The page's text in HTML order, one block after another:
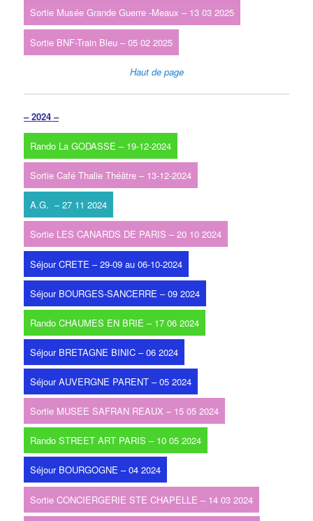
Sortie Musée Grande Guerre -Meaux – 13 03 2025
Sortie BNF-Train Bleu – 05 02 2025
Haut de page
– 2024 –
Rando La GODASSE – 19-12-2024
Sortie Café Thalie Théâtre – 13-12-2024
A.G. – 27 11 2024
Sortie LES CANARDS DE PARIS – 20 10 2024
Séjour CRETE – 29-09 au 06-10-2024
Séjour BOURGES-SANCERRE – 09 2024
Rando CHAUMES EN BRIE – 17 06 2024
Séjour BRETAGNE BINIC – 06 2024
Séjour AUVERGNE PARENT – 05 2024
Sortie MUSEE SAFRAN REAUX – 15 05 2024
Rando STREET ART PARIS – 10 05 2024
Séjour BOURGOGNE – 04 2024
Sortie CONCIERGERIE STE CHAPELLE – 14 03 2024